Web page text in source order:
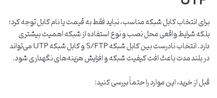
برای انتخاب کابل شبکه مناسب، نباید فقط به قیمت یا نام کابل توجه کرد؛
بلکه شرایط واقعی محل نصب و نوع استفاده از شبکه اهمیت بیشتری
دارد. انتخاب نادرست بین کابل شبکه S/FTP و کابل شبکه UTP می‌تواند
در بلند مدت باعث افت کیفیت شبکه و افزایش هزینه‌های نگهداری شود.
قبل از خرید، این موارد را حتماً بررسی کنید: